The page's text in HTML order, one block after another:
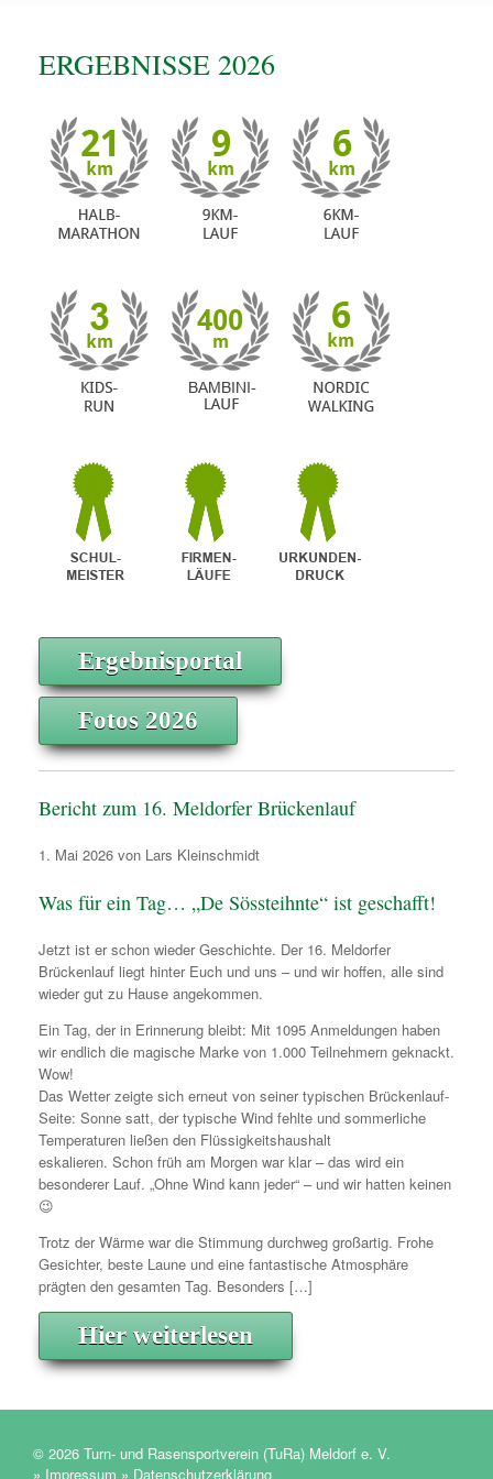
ERGEBNISSE 2026
Ergebnisportal
Fotos 2026
Bericht zum 16. Meldorfer Brückenlauf
1. Mai 2026 von Lars Kleinschmidt
Was für ein Tag… „De Sössteihnte“ ist geschafft!
Jetzt ist er schon wieder Geschichte. Der 16. Meldorfer
Brückenlauf liegt hinter Euch und uns – und wir hoffen, alle sind
wieder gut zu Hause angekommen.
Ein Tag, der in Erinnerung bleibt: Mit 1095 Anmeldungen haben
wir endlich die magische Marke von 1.000 Teilnehmern geknackt.
Wow!
Das Wetter zeigte sich erneut von seiner typischen Brückenlauf-
Seite: Sonne satt, der typische Wind fehlte und sommerliche
Temperaturen ließen den Flüssigkeitshaushalt
eskalieren. Schon früh am Morgen war klar – das wird ein
besonderer Lauf. „Ohne Wind kann jeder“ – und wir hatten keinen
😉
Trotz der Wärme war die Stimmung durchweg großartig. Frohe
Gesichter, beste Laune und eine fantastische Atmosphäre
prägten den gesamten Tag. Besonders […]
Hier weiterlesen
© 2026 Turn- und Rasensportverein (TuRa) Meldorf e. V.
» Impressum » Datenschutzerklärung